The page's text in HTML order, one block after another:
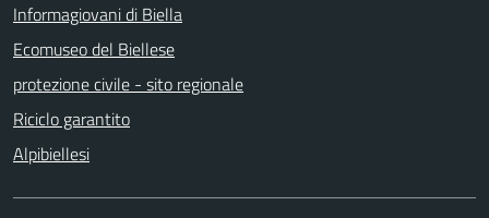
Informagiovani di Biella
Ecomuseo del Biellese
protezione civile - sito regionale
Riciclo garantito
Alpibiellesi